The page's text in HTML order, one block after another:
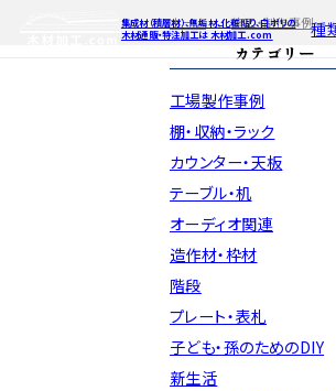
集成材（積層材）、無垢材、化粧貼り、白ポリの
木材通販・特注加工は 木材加工.com
種
ホーム 施工・制作事例
カテゴリー
工場製作事例
棚・収納・ラック
カウンター・天板
テーブル・机
オーディオ関連
造作材・枠材
階段
プレート・表札
子ども・孫のためのDIY
新生活